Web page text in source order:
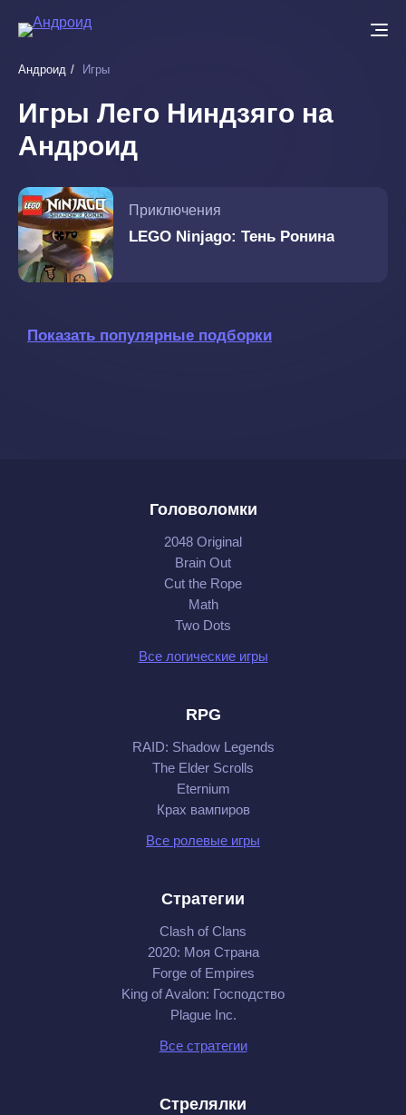
основному
Андроид Игры
Игры Лего Ниндзяго на
Андроид
Приключения
LEGO Ninjago: Тень Ронина
Показать популярные подборки
Головоломки
2048 Original
Brain Out
Cut the Rope
Math
Two Dots
Все логические игры
RPG
RAID: Shadow Legends
The Elder Scrolls
Eternium
Крах вампиров
Все ролевые игры
Стратегии
Clash of Clans
2020: Моя Cтрана
Forge of Empires
King of Avalon: Господство
Plague Inc.
Все стратегии
Стрелялки